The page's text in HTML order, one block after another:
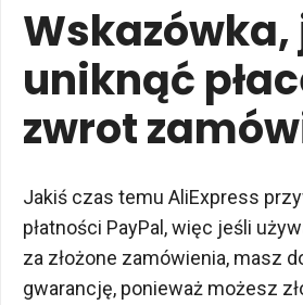
uniknąć
zwrot
Jakiś czas temu AliExpress
płatności PayPal, więc jeśli
za złożone zamówienia, masz
gwarancję, ponieważ możesz